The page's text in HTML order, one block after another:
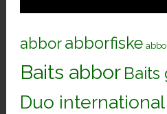
abborabborfiske
Baits abbor Baits
Duo international